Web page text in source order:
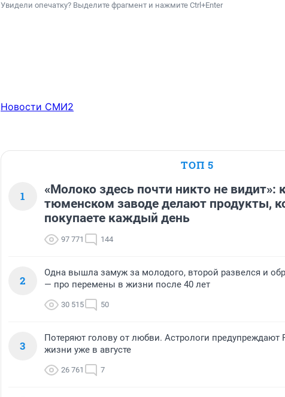
Увидели опечатку? Выделите фрагмент и нажмите Ctrl+Enter
Новости СМИ2
ТОП 5
1
«Молоко здесь почти никто не видит»:
тюменском заводе делают продукты,
покупаете каждый день
97 771 144
2
Одна вышла замуж за молодого, второй развелся и
— про перемены в жизни после 40 лет
30 515 50
3
Потеряют голову от любви. Астрологи предупреждают
жизни уже в августе
26 761 7